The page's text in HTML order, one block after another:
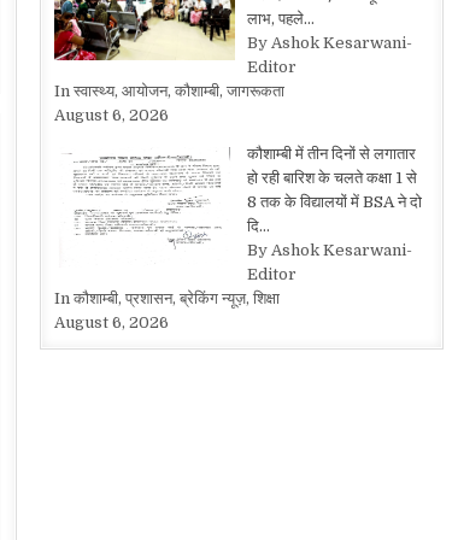
लाभ, पहले…
By Ashok Kesarwani-
Editor
In स्वास्थ्य, आयोजन, कौशाम्बी, जागरूकता
August 6, 2026
कौशाम्बी में तीन दिनों से लगातार
हो रही बारिश के चलते कक्षा 1 से
8 तक के विद्यालयों में BSA ने दो
दि…
By Ashok Kesarwani-
Editor
In कौशाम्बी, प्रशासन, ब्रेकिंग न्यूज़, शिक्षा
August 6, 2026